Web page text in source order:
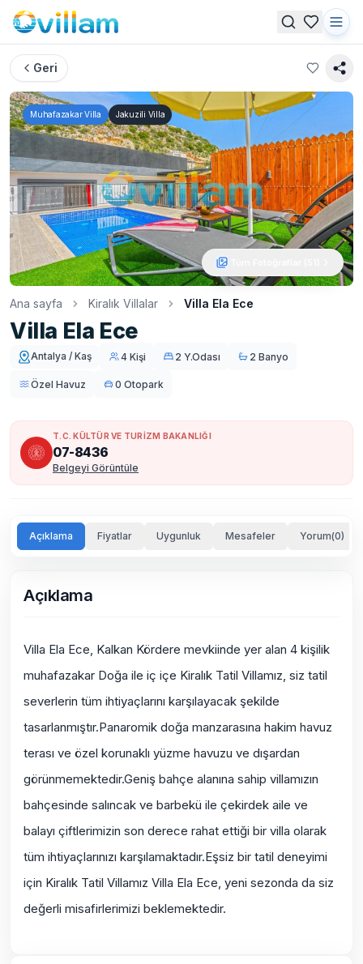
Geri
Muhafazakar Villa Jakuzili Villa
Ana sayfa Kiralık Villalar Villa Ela Ece
Villa Ela Ece
Antalya / Kaş 4 Kişi 2 Y.Odası 2 Banyo
Özel Havuz 0 Otopark
T.C. KÜLTÜR VE TURİZM BAKANLIĞI
07-8436
Belgeyi Görüntüle
Açıklama Fiyatlar Uygunluk Mesafeler Yorum(0)
Açıklama
Villa Ela Ece, Kalkan Kördere mevkiinde yer alan 4 kişilik
muhafazakar Doğa ile iç içe Kiralık Tatil Villamız, siz tatil
severlerin tüm ihtiyaçlarını karşılayacak şekilde
tasarlanmıştır.Panaromik doğa manzarasına hakim havuz
terası ve özel korunaklı yüzme havuzu ve dışardan
görünmemektedir.Geniş bahçe alanına sahip villamızın
bahçesinde salıncak ve barbekü ile çekirdek aile ve
balayı çiftlerimizin son derece rahat ettiği bir villa olarak
tüm ihtiyaçlarınızı karşılamaktadır.Eşsiz bir tatil deneyimi
için Kiralık Tatil Villamız Villa Ela Ece, yeni sezonda da siz
değerli misafirlerimizi beklemektedir.